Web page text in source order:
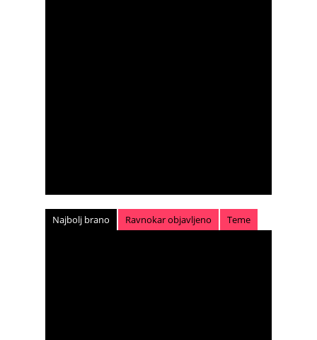
Najbolj brano Ravnokar objavljeno Teme